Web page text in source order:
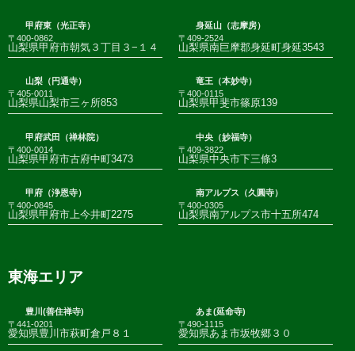
甲府東（光正寺）
〒400-0862
山梨県甲府市朝気３丁目３−１４
身延山（志摩房）
〒409-2524
山梨県南巨摩郡身延町身延3543
山梨（円通寺）
〒405-0011
山梨県山梨市三ヶ所853
竜王（本妙寺）
〒400-0115
山梨県甲斐市篠原139
甲府武田（禅林院）
〒400-0014
山梨県甲府市古府中町3473
中央（妙福寺）
〒409-3822
山梨県中央市下三條3
甲府（浄恩寺）
〒400-0845
山梨県甲府市上今井町2275
南アルプス（久圓寺）
〒400-0305
山梨県南アルプス市十五所474
東海エリア
豊川(善住禅寺)
〒441-0201
愛知県豊川市萩町倉戸８１
あま(延命寺)
〒490-1115
愛知県あま市坂牧郷３０